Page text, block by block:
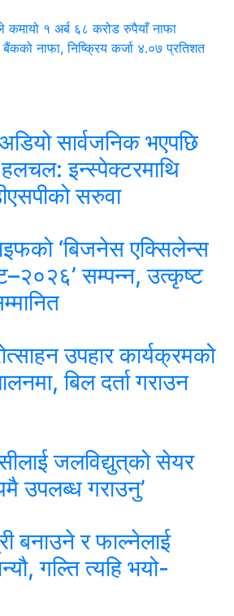
कमायो १ अर्ब ६८ करोड रुपैयाँ नाफा
नाफा, निष्क्रिय कर्जा ४.०७ प्रतिशत
सार्वजनिक भएपछि
इन्स्पेक्टरमाथि
सरुवा
‘बिजनेस एक्सिलेन्स
सम्पन्न, उत्कृष्ट
उपहार कार्यक्रमको
बिल दर्ता गराउन
जलविद्युत्‌को सेयर
उपलब्ध गराउनु’
बनाउने र फाल्नेलाई
गल्ति त्यहि भयो-